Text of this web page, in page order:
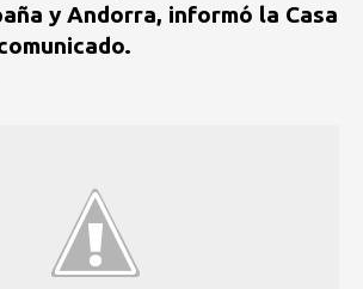
y Andorra, informó la Casa